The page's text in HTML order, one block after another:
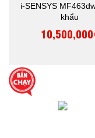
i-SENSYS
khẩu